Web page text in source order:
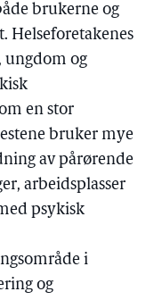
brukerne og
Helseforetakenes
ungdom og
en stor
bruker mye
av pårørende
arbeidsplasser
psykisk
i
og